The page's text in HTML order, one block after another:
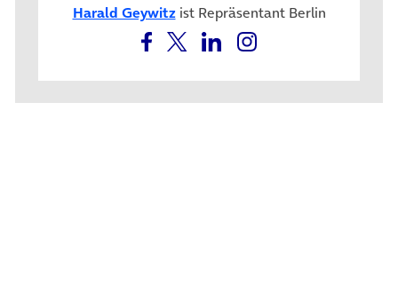
Harald Geywitzist Repräsentant Berlin